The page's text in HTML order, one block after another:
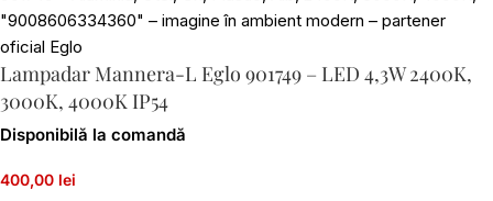
Lampadar Mannera-L Eglo 901749 – LED 4,3W 2400K,
3000K, 4000K IP54
Disponibilă la comandă
400,00 lei